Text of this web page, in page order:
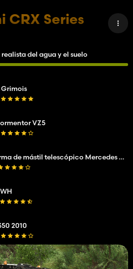
CRX Series
del agua y el suelo
Grimois
VZ5
Plataforma de mástil telescópico Mercedes Benz Econic WISS
2010